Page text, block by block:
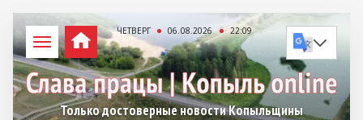
ЧЕТВЕРГ 06.08.2026 22:09
Только достоверные новости Копыльщины